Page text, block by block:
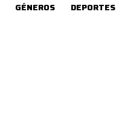
GÉNEROS DEPORTES